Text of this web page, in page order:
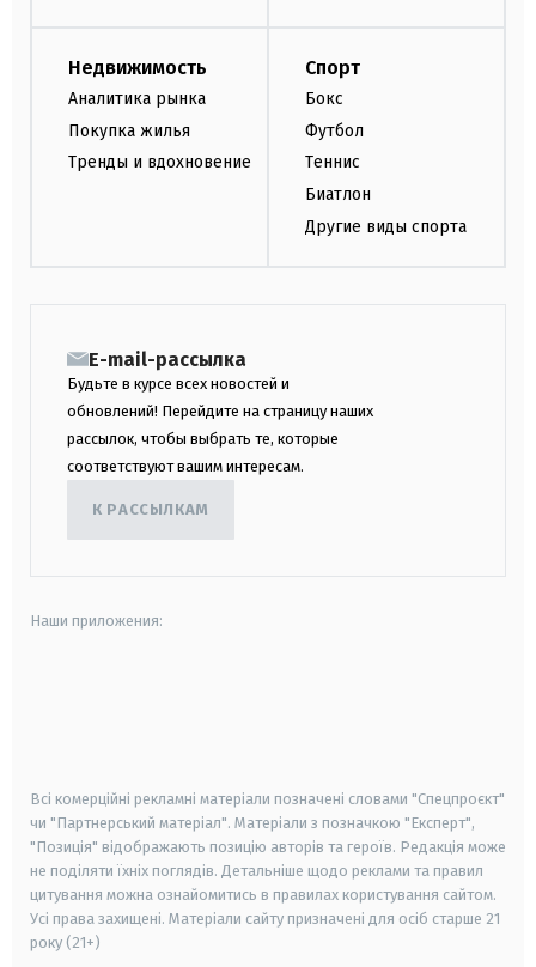
Недвижимость
Аналитика рынка
Покупка жилья
Тренды и вдохновение
Спорт
Бокс
Футбол
Теннис
Биатлон
Другие виды спорта
E-mail-рассылка
Будьте в курсе всех новостей и
обновлений! Перейдите на страницу наших
рассылок, чтобы выбрать те, которые
соответствуют вашим интересам.
К РАССЫЛКАМ
Наши приложения:
Всі комерційні рекламні матеріали позначені словами "Спецпроєкт"
чи "Партнерський матеріал". Матеріали з позначкою "Експерт",
"Позиція" відображають позицію авторів та героїв. Редакція може
не поділяти їхніх поглядів. Детальніше щодо реклами та правил
цитування можна ознайомитись в правилах користування сайтом.
Усі права захищені. Матеріали сайту призначені для осіб старше 21
року (21+)